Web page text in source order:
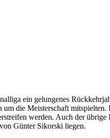
ein gelungenes
die Meisterschaft mitspielten.
werden. Auch der
Günter Sikorski liegen.